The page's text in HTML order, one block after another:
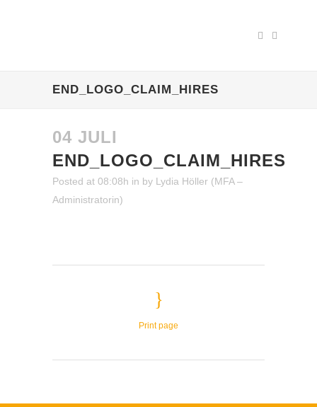
END_LOGO_CLAIM_HIRES
04 JULI
END_LOGO_CLAIM_HIRES
Posted at 08:08h in by Lydia Höller (MFA –
Administratorin)
Print page